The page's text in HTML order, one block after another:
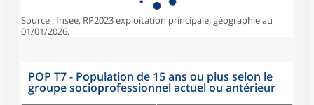
Source : Insee, RP2023 exploitation principale, géographie au
01/01/2026.
POP T7 - Population de 15 ans ou plus selon le
groupe socioprofessionnel actuel ou antérieur